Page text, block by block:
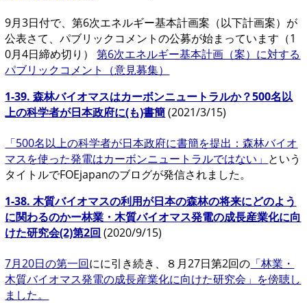
9月3日付で、第6次エネルギー基本計画案（以下計画案）が
公表さて、パブリックコメントの公募が始まっています（1
0月4日締め切り）第6次エネルギー基本計画（案）に対する
パブリックコメント（意見募集）
1-39. 森林バイオマスはカーボンニュートラルか？500名以
上の科学者が日本政府に(も)書簡(2021/3/15)
「500名以上の科学者が日本政府に書簡を提出：森林バイオ
マスを使った発電はカーボンニュートラルではない」 という
タイトルでFOEjapanのブログが発信されました。
1-38. 木質バイオマスの利用が日本の森林の将来にどのよう
に関わるのかー林業・木質バイオマス発電の成長産業化に向
けた研究会(2)第2回 (2020/9/15)
7月20日の第一回にに引き続き、８月27日第2回の 「林業・
木質バイオマス発電の成長産業化に向けた研究会」を傍聴し
ました。